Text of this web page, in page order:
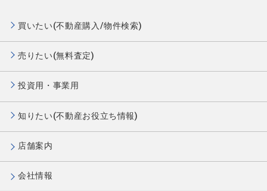
買いたい(不動産購入/物件検索)
売りたい(無料査定)
投資用・事業用
知りたい(不動産お役立ち情報)
店舗案内
会社情報